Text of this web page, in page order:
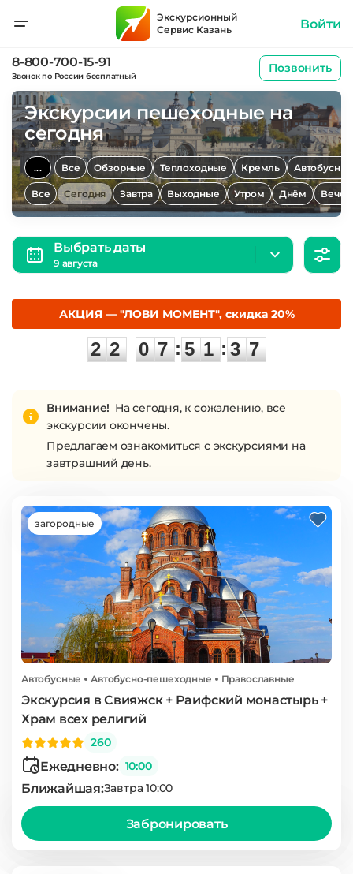
8-800-700-15-91
Звонок по России бесплатный
Позвонить
Экскурсионный
Сервис Казань
Войти
Экскурсии пешеходные на
сегодня
... Все Обзорные Теплоходные Кремль
Все Сегодня Завтра Выходные Утром Днём
Выбрать даты
9 августа
АКЦИЯ — "ЛОВИ МОМЕНТ", скидка 20%
2
2
2
2
0
0
7
7 :
5
5
1
1 :
3
3 6
Внимание! На сегодня, к сожалению, все
экскурсии окончены.
Предлагаем ознакомиться с экскурсиями на
завтрашний день.
загородные
Автобусные Автобусно-пешеходные Православные
Экскурсия в Свияжск + Раифский монастырь +
Храм всех религий
260
Ежедневно: 10:00
Ближайшая:Завтра 10:00
Забронировать